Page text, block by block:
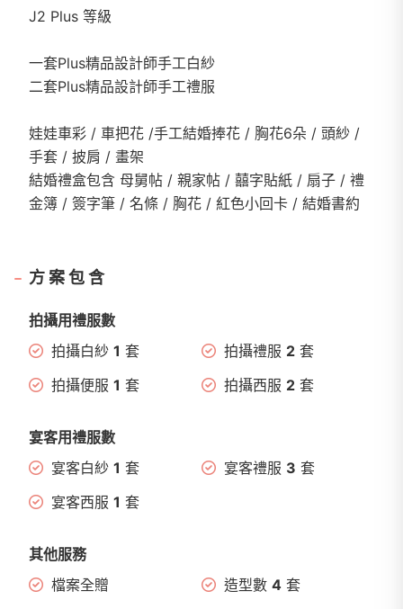
J2 Plus 等級
一套Plus精品設計師手工白紗
二套Plus精品設計師手工禮服
娃娃車彩 / 車把花 /手工結婚捧花 / 胸花6朵 / 頭紗 /
手套 / 披肩 / 畫架
結婚禮盒包含 母舅帖 / 親家帖 / 囍字貼紙 / 扇子 / 禮
金簿 / 簽字筆 / 名條 / 胸花 / 紅色小回卡 / 結婚書約
方案包含
拍攝用禮服數
拍攝白紗 1 套 拍攝禮服 2 套
拍攝便服 1 套 拍攝西服 2 套
宴客用禮服數
宴客白紗 1 套 宴客禮服 3 套
宴客西服 1 套
其他服務
檔案全贈
造型數 4 套